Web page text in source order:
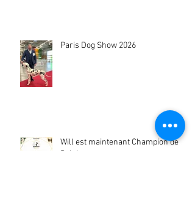
Paris Dog Show 2026
Will est maintenant Champion de
Belgique